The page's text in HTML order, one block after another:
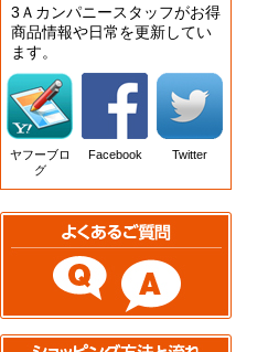
3Ａカンパニースタッフがお得
商品情報や日常を更新してい
ます。
ヤフーブロ
グ
Facebook Twitter